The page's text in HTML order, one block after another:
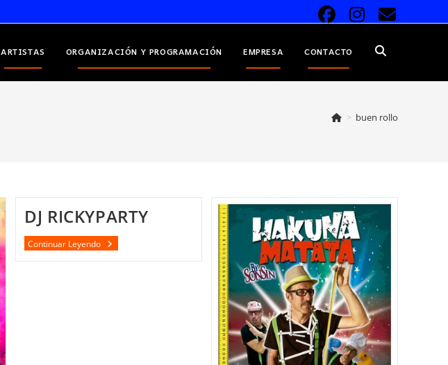
ARTISTAS ORGANIZACIÓN Y PROGRAMACIÓN EMPRESA CONTACTO ALTERNAR
BÚSQUEDA
LA
> buen rollo
DJ RICKYPARTY
Continuar LeyendoDJ
RICKYPARTY